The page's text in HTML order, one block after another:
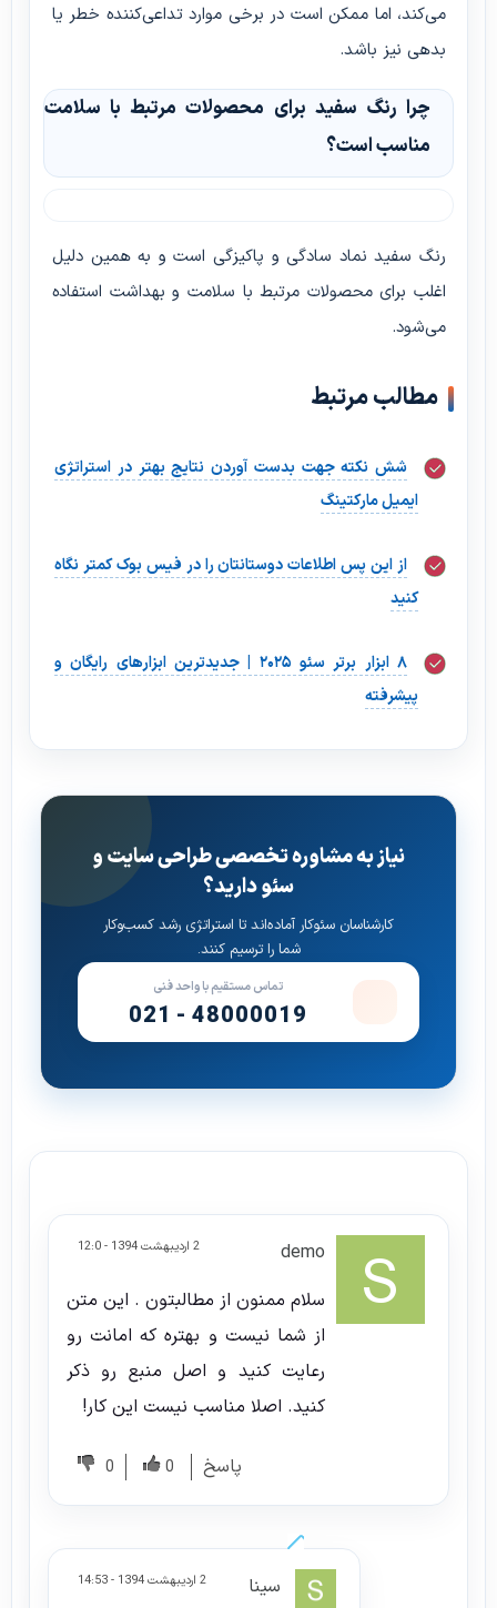
می‌کند، اما ممکن است در برخی موارد تداعی‌کننده خطر یا
بدهی نیز باشد.
چرا رنگ سفید برای محصولات مرتبط با سلامت
مناسب است؟
رنگ سفید نماد سادگی و پاکیزگی است و به همین دلیل
اغلب برای محصولات مرتبط با سلامت و بهداشت استفاده
می‌شود.
مطالب مرتبط
شش نکته جهت بدست آوردن نتایج بهتر در استراتژی
ایمیل مارکتینگ
از این پس اطلاعات دوستانتان را در فیس بوک کمتر نگاه
کنید
۸ ابزار برتر سئو ۲۰۲۵ | جدیدترین ابزارهای رایگان و
پیشرفته
نیاز به مشاوره تخصصی طراحی سایت و
سئو دارید؟
کارشناسان سئوکار آماده‌اند تا استراتژی رشد کسب‌وکار
شما را ترسیم کنند.
تماس مستقیم با واحد فنی
021 - 48000019
2 اردیبهشت 1394 - 12:0
demo
سلام ممنون از مطالبتون . این متن
از شما نیست و بهتره که امانت رو
رعایت کنید و اصل منبع رو ذکر
کنید. اصلا مناسب نیست این کار!
پاسخ 0
0
2 اردیبهشت 1394 - 14:53 سینا